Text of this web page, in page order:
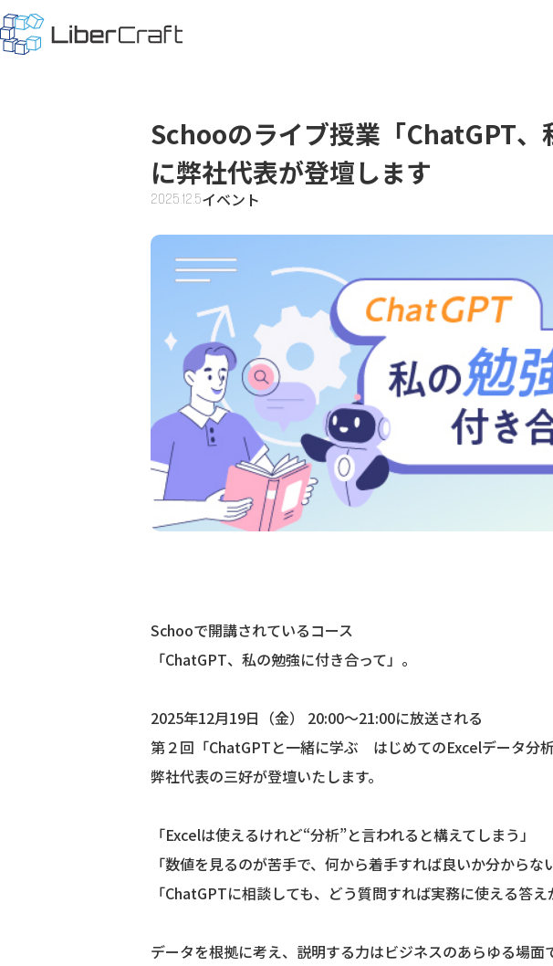
Schooのライブ授業「ChatGPT、
に弊社代表が登壇します
2025.12.5イベント
Schooで開講されているコース
「ChatGPT、私の勉強に付き合って」。
2025年12月19日（金） 20:00〜21:00に放送される
第２回「ChatGPTと一緒に学ぶ はじめてのExcelデータ分
弊社代表の三好が登壇いたします。
「Excelは使えるけれど“分析”と言われると構えてしまう」
「数値を見るのが苦手で、何から着手すれば良いか分からな
「ChatGPTに相談しても、どう質問すれば実務に使える答え
データを根拠に考え、説明する力はビジネスのあらゆる場面